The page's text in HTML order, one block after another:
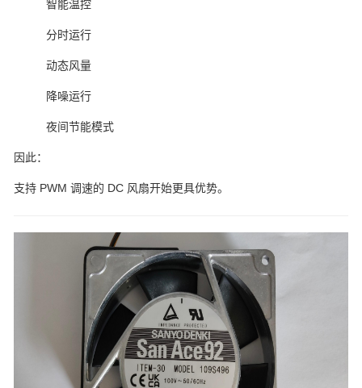
智能温控
分时运行
动态风量
降噪运行
夜间节能模式
因此：
支持 PWM 调速的 DC 风扇开始更具优势。